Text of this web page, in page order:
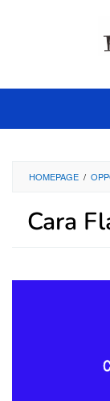
HOMEPAGE /
Cara